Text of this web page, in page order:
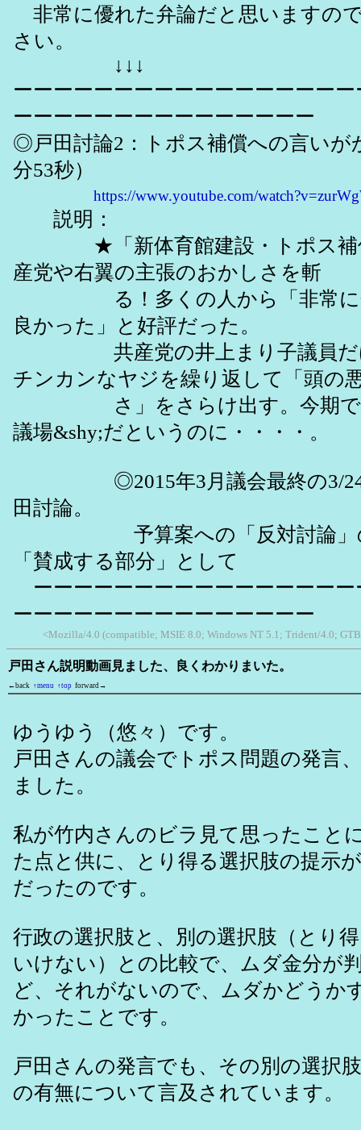
非常に優れた弁論だと思いますの
さい。
↓↓↓
ーーーーーーーーーーーーーーーー
ーーーーーーーーーーーーーーー
◎戸田討論2：トポス補償への言いが
分53秒）
https://www.youtube.com/
説明：
★「新体育館建設・トポス補
産党や右翼の主張のおかしさを斬
る！多くの人から「非常に
良かった」と好評だった。
共産党の井上まり子議員だけ
チンカンなヤジを繰り返して「頭の
さ」をさらけ出す。今期で引
議場&shy;だというのに・・・・。
◎2015年3月議会最終の3/24
田討論。
予算案への「反対討論」の
「賛成する部分」として
ーーーーーーーーーーーーーーーー
ーーーーーーーーーーーーーーー
<Mozilla/4.0 (compatible; MSIE 8.0; Windows NT 5.1; Trident/4.0;
戸田さん説明動画見ました、良くわかりまいた。
←back ↑menu ↑top forward→
ゆうゆう（悠々）です。
戸田さんの議会でトポス問題の発言
ました。
私が竹内さんのビラ見て思ったこと
た点と供に、とり得る選択肢の提示
だったのです。
行政の選択肢と、別の選択肢（とり
いけない）との比較で、ムダ金分が
ど、それがないので、ムダかどうか
かったことです。
戸田さんの発言でも、その別の選択
の有無について言及されています。